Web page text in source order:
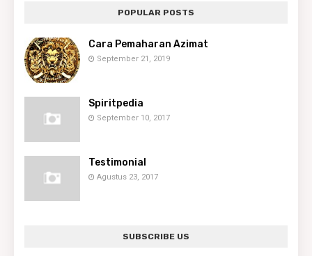
POPULAR POSTS
Cara Pemaharan Azimat
September 21, 2019
Spiritpedia
September 10, 2017
Testimonial
Agustus 23, 2017
SUBSCRIBE US